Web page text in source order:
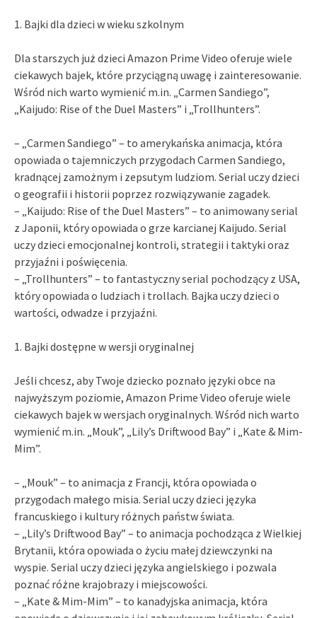
1. Bajki dla dzieci w wieku szkolnym
Dla starszych już dzieci Amazon Prime Video oferuje wiele
ciekawych bajek, które przyciągną uwagę i zainteresowanie.
Wśród nich warto wymienić m.in. „Carmen Sandiego”,
„Kaijudo: Rise of the Duel Masters” i „Trollhunters”.
– „Carmen Sandiego” – to amerykańska animacja, która
opowiada o tajemniczych przygodach Carmen Sandiego,
kradnącej zamożnym i zepsutym ludziom. Serial uczy dzieci
o geografii i historii poprzez rozwiązywanie zagadek.
– „Kaijudo: Rise of the Duel Masters” – to animowany serial
z Japonii, który opowiada o grze karcianej Kaijudo. Serial
uczy dzieci emocjonalnej kontroli, strategii i taktyki oraz
przyjaźni i poświęcenia.
– „Trollhunters” – to fantastyczny serial pochodzący z USA,
który opowiada o ludziach i trollach. Bajka uczy dzieci o
wartości, odwadze i przyjaźni.
1. Bajki dostępne w wersji oryginalnej
Jeśli chcesz, aby Twoje dziecko poznało języki obce na
najwyższym poziomie, Amazon Prime Video oferuje wiele
ciekawych bajek w wersjach oryginalnych. Wśród nich warto
wymienić m.in. „Mouk”, „Lily’s Driftwood Bay” i „Kate & Mim-
Mim”.
– „Mouk” – to animacja z Francji, która opowiada o
przygodach małego misia. Serial uczy dzieci języka
francuskiego i kultury różnych państw świata.
– „Lily’s Driftwood Bay” – to animacja pochodząca z Wielkiej
Brytanii, która opowiada o życiu małej dziewczynki na
wyspie. Serial uczy dzieci języka angielskiego i pozwala
poznać różne krajobrazy i miejscowości.
– „Kate & Mim-Mim” – to kanadyjska animacja, która